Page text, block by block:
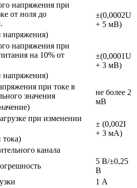
напряжения при
от ноля до
±(0,0002U
+ 5 мВ)
напряжения)
напряжения при
на 10% от
±(0,0001U
+ 3 мВ)
напряжения)
при токе в
значения
не более 2
мВ
при изменении
± (0,002I
+ 3 мА)
тока)
канала
5 В/±0,25
В
1 А